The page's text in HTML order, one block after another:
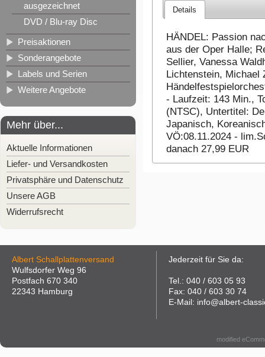
ausgezeichnet
DVD / Blu-ray Disc
Preisaktionen
Sonderangebote
Labels und Serien
Weitere Angebote
Mehr über...
Aktuelle Informationen
Liefer- und Versandkosten
Privatsphäre und Datenschutz
Unsere AGB
Widerrufsrecht
Details
HÄNDEL: Passion
aus der Oper Halle;
Sellier, Vanessa
Lichtenstein, Michael
- Laufzeit: 143 Min.,
(NTSC), Untertitel:
Japanisch,
VÖ:08.11.2024 -
danach 27,99 EUR
Albert Schallplattenversand
Wulfsdorfer Weg 96
Postfach 670 340
22343 Hamburg
Jederzeit für Sie da:
Tel.: 040 / 603 05 93
Fax: 040 / 603 30 74
E-Mail: info@albert-
modified